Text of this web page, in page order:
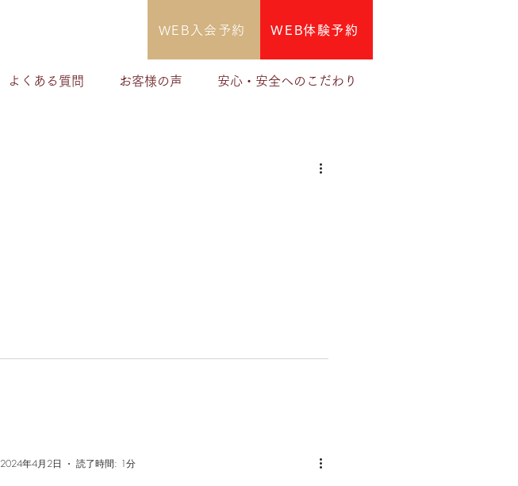
WEB入会予約 WEB体験予約
よくある質問 お客様の声 安心・安全へのこだわり
2024年4月2日 読了時間: 1分